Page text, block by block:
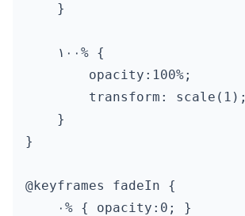
    }
    ۱۰۰% {
        opacity:100%;
        transform: scale(1);
    }
}
@keyframes fadeIn {
    ۰% { opacity:0; }